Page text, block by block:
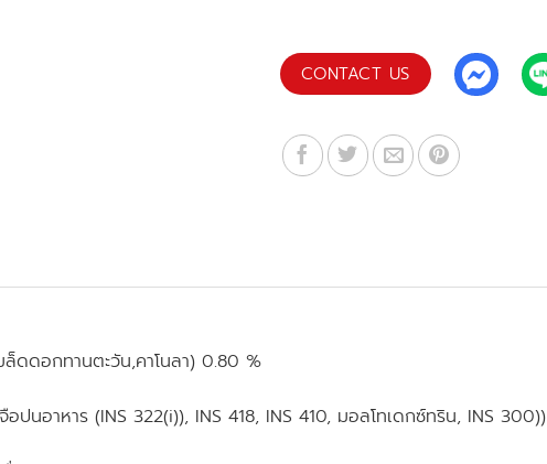
CONTACT US
ดดอกทานตะวัน,คาโนลา) 0.80 %
ปนอาหาร (INS 322(i)), INS 418, INS 410, มอลโทเดกซ์ทริน, INS 300))